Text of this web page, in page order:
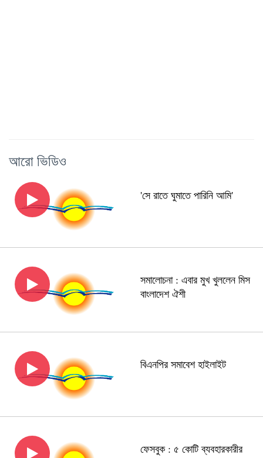
আরো ভিডিও
'সে রাতে ঘুমাতে পারিনি আমি'
সমালোচনা : এবার মুখ খুললেন মিস
বাংলাদেশ ঐশী
বিএনপির সমাবেশ হাইলাইট
ফেসবুক : ৫ কোটি ব্যবহারকারীর